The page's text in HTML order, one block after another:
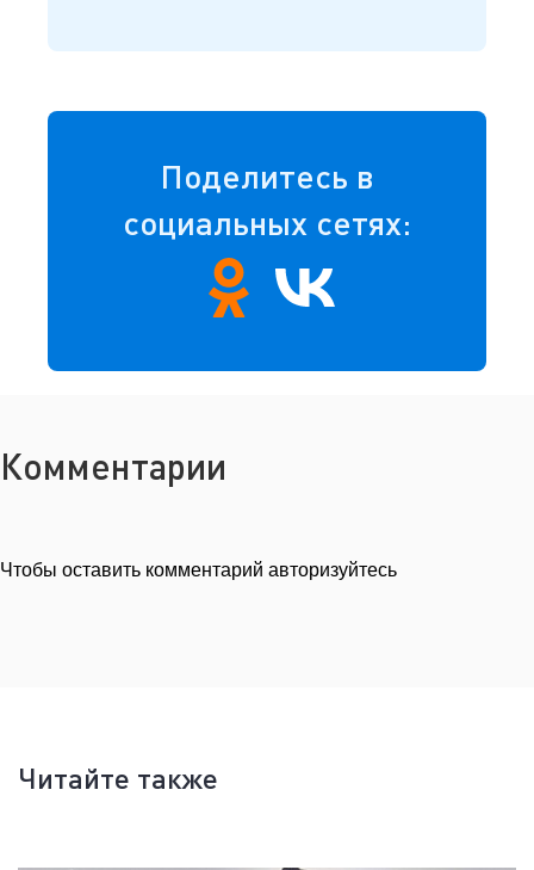
Поделитесь в
социальных сетях:
Комментарии
Чтобы оставить комментарий авторизуйтесь
Читайте также